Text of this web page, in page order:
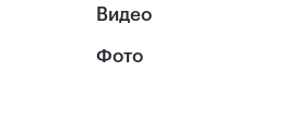
Видео
Фото